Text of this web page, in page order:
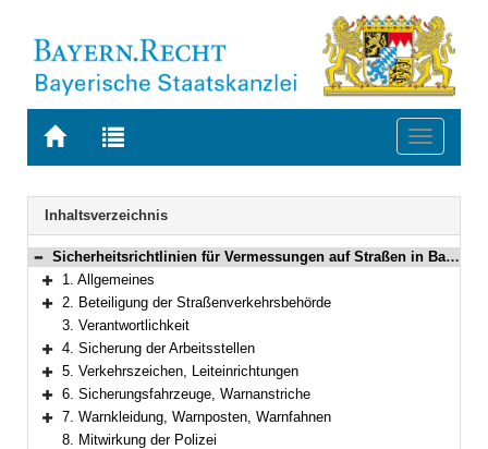
Zur
BAYERN.RECHT
Zur
letzten
Suche
Toggle
Navigation
Inhaltsverzeichnis
Bereich reduzieren
Sicherheitsrichtlinien für Vermessungen auf Straßen in Bayern
Bereich erweitern
1. Allgemeines
Bereich erweitern
2. Beteiligung der Straßenverkehrsbehörde
3. Verantwortlichkeit
Bereich erweitern
4. Sicherung der Arbeitsstellen
Bereich erweitern
5. Verkehrszeichen, Leiteinrichtungen
Bereich erweitern
6. Sicherungsfahrzeuge, Warnanstriche
Bereich erweitern
7. Warnkleidung, Warnposten, Warnfahnen
8. Mitwirkung der Polizei